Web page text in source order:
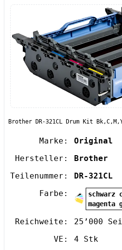
Brother DR-321CL Drum Kit
Marke:
Original
Hersteller:
Brother
Teilenummer:
DR-321CL
Farbe:
schwarz
magenta
Reichweite:
25’000
VE:
4 Stk